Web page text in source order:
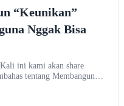
“Keunikan”
Nggak Bisa
ini kami akan share
tentang Membangun…